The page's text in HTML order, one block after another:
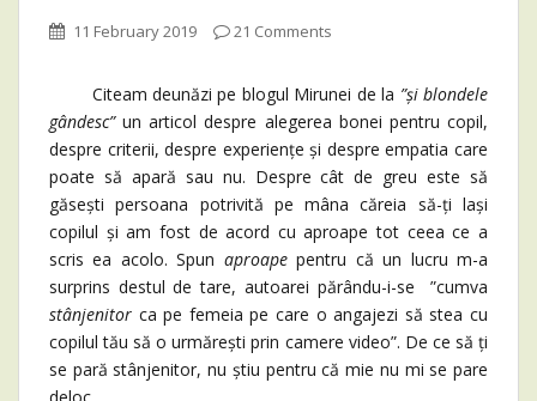
11 February 2019 21 Comments
Citeam deunăzi pe blogul Mirunei de la ”și blondele
gândesc”un articol despre alegerea bonei pentru copil,
despre criterii, despre experiențe și despre empatia care
poate să apară sau nu. Despre cât de greu este să
găsești persoana potrivită pe mâna căreia să-ți lași
copilul și am fost de acord cu aproape tot ceea ce a
scris ea acolo. Spun aproapepentru că un lucru m-a
surprins destul de tare, autoarei părându-i-se ”cumva
stânjenitor ca pe femeia pe care o angajezi să stea cu
copilul tău să o urmărești prin camere video”. De ce să ți
se pară stânjenitor, nu știu pentru că mie nu mi se pare
deloc.